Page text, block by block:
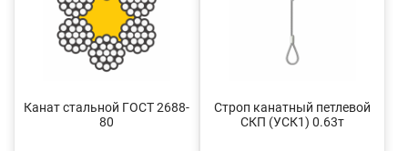
Канат стальной ГОСТ 2688-
80
Строп канатный петлевой
СКП (УСК1) 0.63т